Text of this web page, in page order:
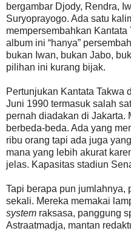
bergambar Djody, Rendra,
Suryoprayogo. Ada satu
mempersembahkan Kantata
album ini “hanya”
bukan Iwan, bukan Jabo,
pilihan ini kurang bijak.
Pertunjukan Kantata Takwa
Juni 1990 termasuk salah
pernah diadakan di Jakarta.
berbeda-beda. Ada yang
ribu orang tapi ada juga
mana yang lebih akurat
jelas. Kapasitas stadiun
Tapi berapa pun jumlahnya,
sekali. Mereka memakai
system raksasa, panggung
Astraatmadja, mantan